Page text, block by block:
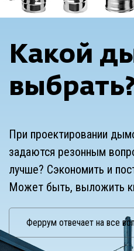
Какой
При проектировании
задаются резонным
лучше? Сэкономить и
Может быть, выложить
Феррум отвечает на все